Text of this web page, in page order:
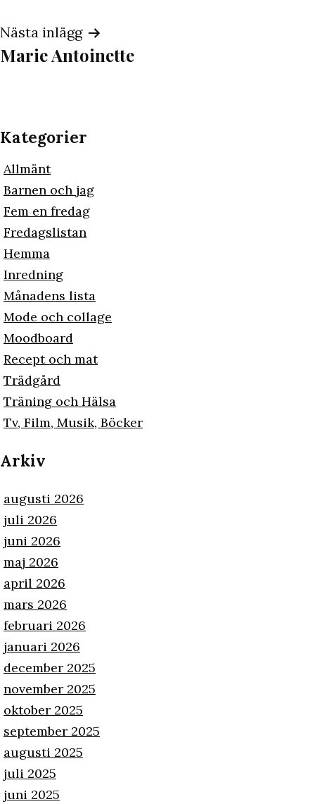
Nästa inlägg
Marie Antoinette
Kategorier
Allmänt
Barnen och jag
Fem en fredag
Fredagslistan
Hemma
Inredning
Månadens lista
Mode och collage
Moodboard
Recept och mat
Trädgård
Träning och Hälsa
Tv, Film, Musik, Böcker
Arkiv
augusti 2026
juli 2026
juni 2026
maj 2026
april 2026
mars 2026
februari 2026
januari 2026
december 2025
november 2025
oktober 2025
september 2025
augusti 2025
juli 2025
juni 2025